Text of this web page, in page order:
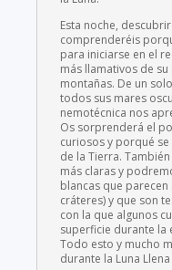
Esta noche,
comprenderéis
para iniciarse en el
más llamativos de
montañas. De un
todos sus mares
nemotécnica nos
Os sorprenderá el
curiosos y porqué
de la Tierra.
más claras y
blancas que
cráteres) y que son
con la que algunos
superficie durante la
Todo esto y mucho
durante la Luna